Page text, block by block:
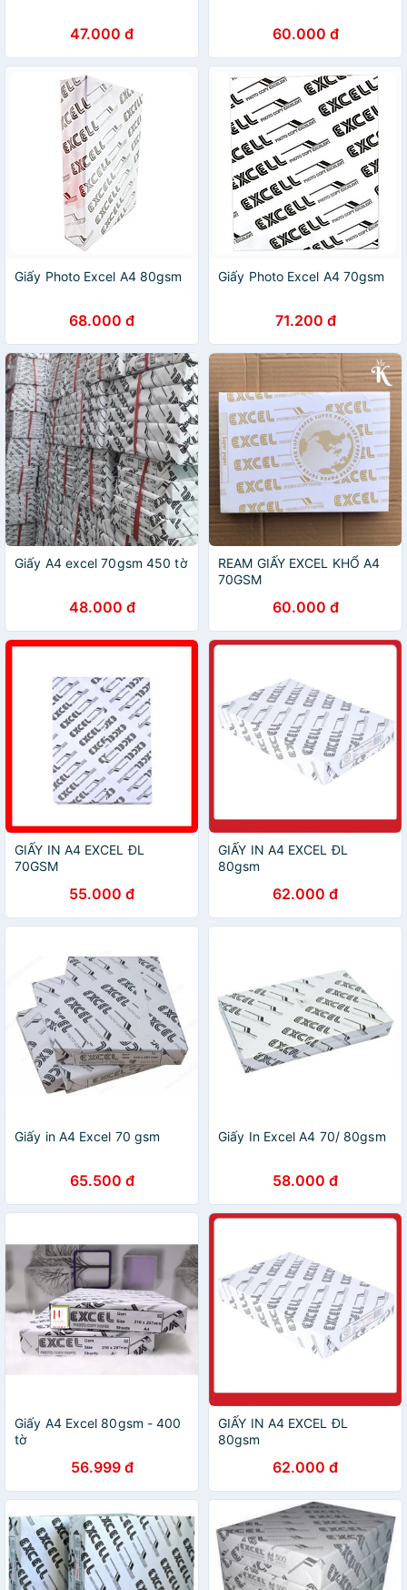
47.000 đ 60.000 đ
Giấy Photo Excel A4 80gsm
68.000 đ
Giấy Photo Excel A4 70gsm
71.200 đ
Giấy A4 excel 70gsm 450 tờ
48.000 đ
REAM GIẤY EXCEL KHỔ A4
70GSM
60.000 đ
GIẤY IN A4 EXCEL ĐL
70GSM
55.000 đ
GIẤY IN A4 EXCEL ĐL
80gsm
62.000 đ
Giấy in A4 Excel 70 gsm
65.500 đ
Giấy In Excel A4 70/ 80gsm
58.000 đ
Giấy A4 Excel 80gsm - 400
tờ
56.999 đ
GIẤY IN A4 EXCEL ĐL
80gsm
62.000 đ